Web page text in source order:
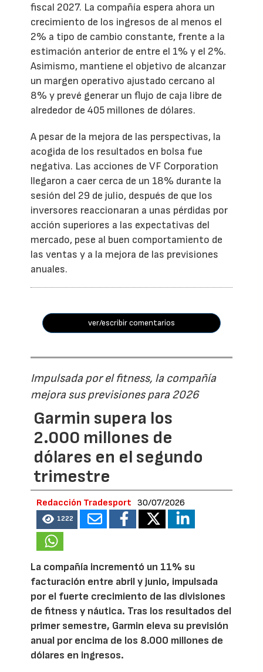
fiscal 2027. La compañía espera ahora un
crecimiento de los ingresos de al menos el
2% a tipo de cambio constante, frente a la
estimación anterior de entre el 1% y el 2%.
Asimismo, mantiene el objetivo de alcanzar
un margen operativo ajustado cercano al
8% y prevé generar un flujo de caja libre de
alrededor de 405 millones de dólares.
A pesar de la mejora de las perspectivas, la
acogida de los resultados en bolsa fue
negativa. Las acciones de VF Corporation
llegaron a caer cerca de un 18% durante la
sesión del 29 de julio, después de que los
inversores reaccionaran a unas pérdidas por
acción superiores a las expectativas del
mercado, pese al buen comportamiento de
las ventas y a la mejora de las previsiones
anuales.
ver/escribir comentarios
Impulsada por el fitness, la compañía
mejora sus previsiones para 2026
Garmin supera los
2.000 millones de
dólares en el segundo
trimestre
Redacción Tradesport 30/07/2026
1222
La compañía incrementó un 11% su
facturación entre abril y junio, impulsada
por el fuerte crecimiento de las divisiones
de fitness y náutica. Tras los resultados del
primer semestre, Garmin eleva su previsión
anual por encima de los 8.000 millones de
dólares en ingresos.